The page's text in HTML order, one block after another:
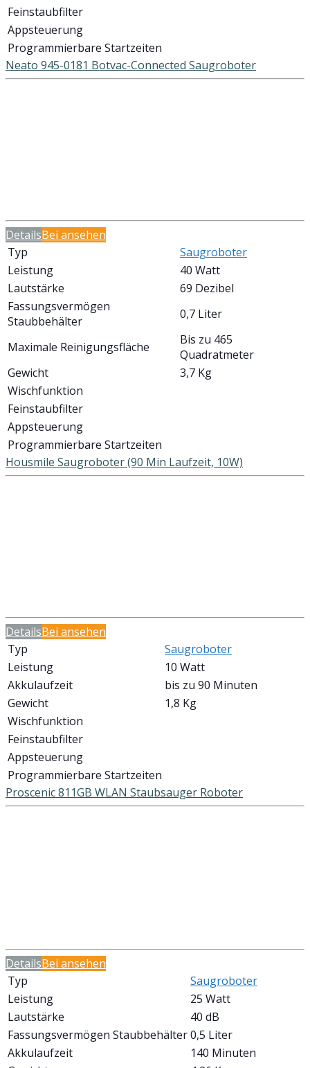
Feinstaubfilter
Appsteuerung
Programmierbare Startzeiten
Neato 945-0181 Botvac-Connected Saugroboter
DetailsBei ansehen
Typ
Saugroboter
Leistung
40 Watt
Lautstärke
69 Dezibel
Fassungsvermögen
Staubbehälter
0,7 Liter
Maximale Reinigungsfläche
Bis zu 465
Quadratmeter
Gewicht
3,7 Kg
Wischfunktion
Feinstaubfilter
Appsteuerung
Programmierbare Startzeiten
Housmile Saugroboter (90 Min Laufzeit, 10W)
DetailsBei ansehen
Typ
Saugroboter
Leistung
10 Watt
Akkulaufzeit
bis zu 90 Minuten
Gewicht
1,8 Kg
Wischfunktion
Feinstaubfilter
Appsteuerung
Programmierbare Startzeiten
Proscenic 811GB WLAN Staubsauger Roboter
DetailsBei ansehen
Typ
Saugroboter
Leistung
25 Watt
Lautstärke
40 dB
Fassungsvermögen Staubbehälter0,5 Liter
Akkulaufzeit
140 Minuten